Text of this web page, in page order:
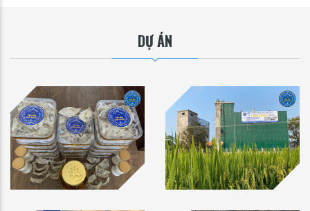
DỰ ÁN